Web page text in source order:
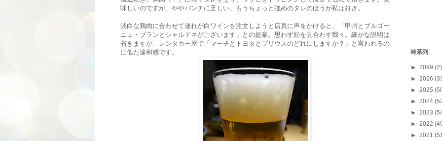
味しいのですが、ややパンチに乏しい。もうちょっと強めのタレのほうが私は好き。
淡白な鶏肉に合わせて連れが白ワインを注文しようと店員に声をかけると、「甲州とブルゴー
ニュ・ブランとシャルドネがございます」との提案。思わず顔を見合わす我々。細かな説明は
省きますが、レンタカー屋で「マーチとトヨタとプリウスのどれにしますか？」と言われるの
に似た違和感です。
時系列
► 2099 (2)
► 2026
► 2025
► 2024
► 2023
► 2022
► 2021